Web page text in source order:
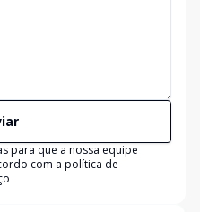
para que a nossa equipe
com a política de